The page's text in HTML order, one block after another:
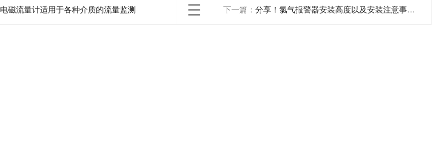
电磁流量计适用于各种介质的流量监测 下一篇：分享！氯气报警器安装高度以及安装注意事项的知识